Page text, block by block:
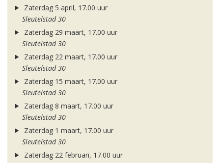
Zaterdag 5 april, 17.00 uur
Sleutelstad 30
Zaterdag 29 maart, 17.00 uur
Sleutelstad 30
Zaterdag 22 maart, 17.00 uur
Sleutelstad 30
Zaterdag 15 maart, 17.00 uur
Sleutelstad 30
Zaterdag 8 maart, 17.00 uur
Sleutelstad 30
Zaterdag 1 maart, 17.00 uur
Sleutelstad 30
Zaterdag 22 februari, 17.00 uur